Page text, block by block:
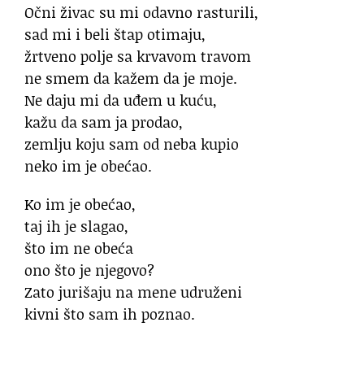
Očni živac su mi odavno rasturili,
sad mi i beli štap otimaju,
žrtveno polje sa krvavom travom
ne smem da kažem da je moje.
Ne daju mi da uđem u kuću,
kažu da sam ja prodao,
zemlju koju sam od neba kupio
neko im je obećao.
Ko im je obećao,
taj ih je slagao,
što im ne obeća
ono što je njegovo?
Zato jurišaju na mene udruženi
kivni što sam ih poznao.